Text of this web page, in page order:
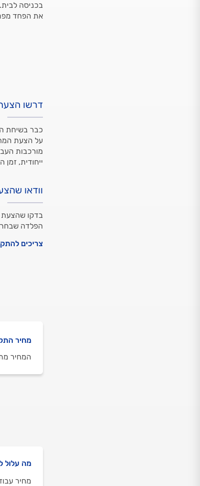
בכניסה
את הפחד
דרשו
כבר בשיחת
על הצעת
מורכבות
ייחודית, זמן
וודאו
בדקו שהצעת
הפלדה
צריכים
מחיר
המחיר
מה עלול
מחיר